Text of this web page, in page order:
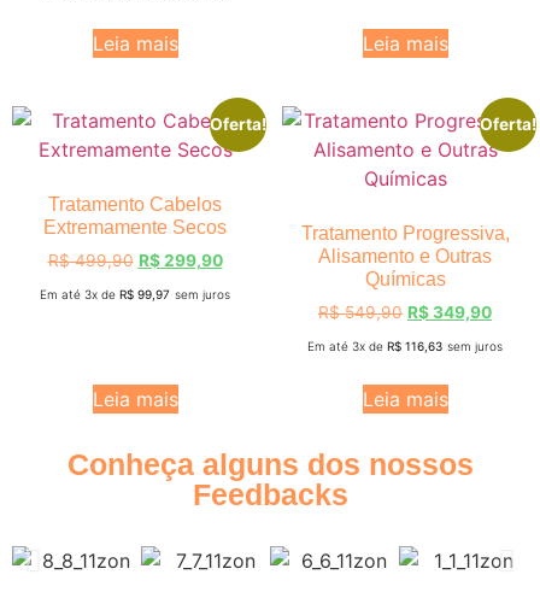
Leia mais Leia mais
Oferta!
Tratamento Cabelos
Extremamente Secos
R$499,90 R$299,90
Em até 3x de R$ 99,97 sem juros
Leia mais
Oferta!
Tratamento Progressiva,
Alisamento e Outras
Químicas
R$549,90 R$349,90
Em até 3x de R$ 116,63 sem juros
Leia mais
Conheça alguns dos nossos
Feedbacks